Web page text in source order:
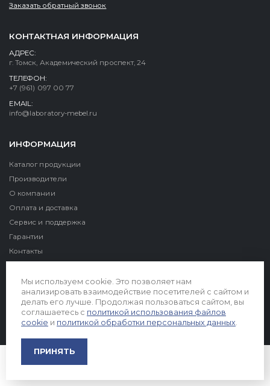
Заказать обратный звонок
КОНТАКТНАЯ ИНФОРМАЦИЯ
АДРЕС:
г. Томск, Академический проспект, 24
ТЕЛЕФОН:
+7 (961) 097 00 77
EMAIL:
info@laboratory-mebel.ru
ИНФОРМАЦИЯ
Каталог продукции
Производители
О компании
Оплата и доставка
Сервис и поддержка
Гарантии
Контакты
© 2026. Все права защищены
Мы используем cookie. Это позволяет нам
анализировать взаимодействие посетителей с сайтом и
делать его лучше. Продолжая пользоваться сайтом, вы
соглашаетесь с политикой использования файлов
cookie и политикой обработки персональных данных
ПРИНЯТЬ